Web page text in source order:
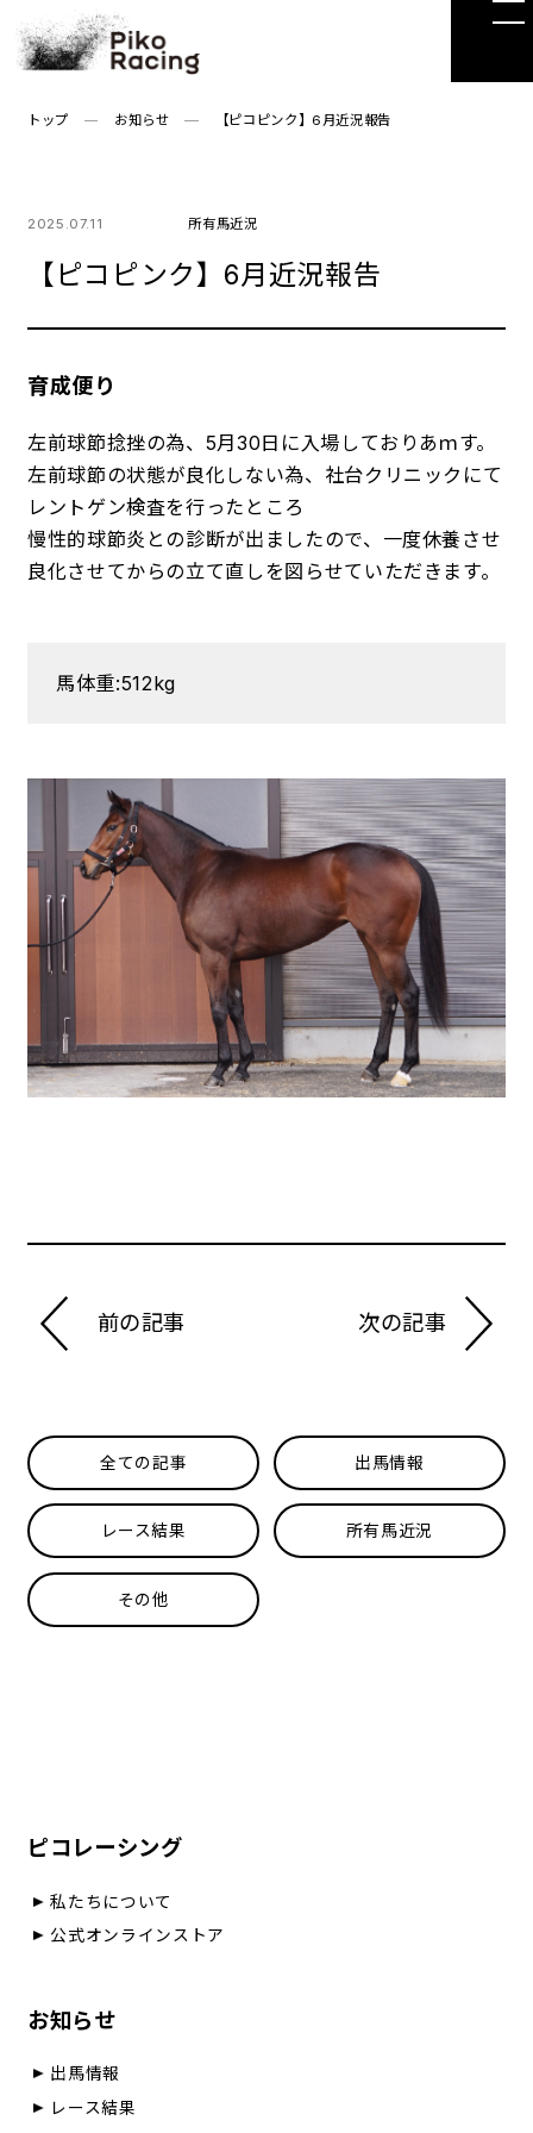
to
content
トップ お知らせ 【ピコピンク】6月近況報告
2025.07.11 所有馬近況
【ピコピンク】6月近況報告
育成便り
左前球節捻挫の為、5月30日に入場しておりあｍす。
左前球節の状態が良化しない為、社台クリニックにて
レントゲン検査を行ったところ
慢性的球節炎との診断が出ましたので、一度休養させ
良化させてからの立て直しを図らせていただきます。
馬体重:512kg
前の記事 次の記事
全ての記事 出馬情報
レース結果 所有馬近況
その他
ピコレーシング
私たちについて
公式オンラインストア
お知らせ
出馬情報
レース結果